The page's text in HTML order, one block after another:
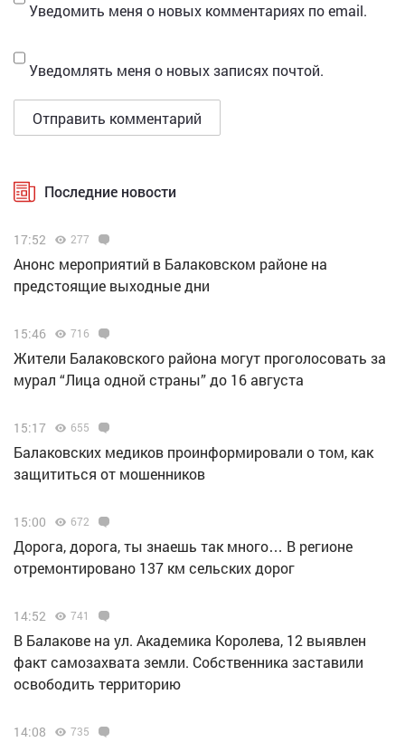
Уведомить меня о новых комментариях по email.
Уведомлять меня о новых записях почтой.
Последние новости
17:52 277
Анонс мероприятий в Балаковском районе на
предстоящие выходные дни
15:46 716
Жители Балаковского района могут проголосовать за
мурал “Лица одной страны” до 16 августа
15:17 655
Балаковских медиков проинформировали о том, как
защититься от мошенников
15:00 672
Дорога, дорога, ты знаешь так много… В регионе
отремонтировано 137 км сельских дорог
14:52 741
В Балакове на ул. Академика Королева, 12 выявлен
факт самозахвата земли. Собственника заставили
освободить территорию
14:08 735